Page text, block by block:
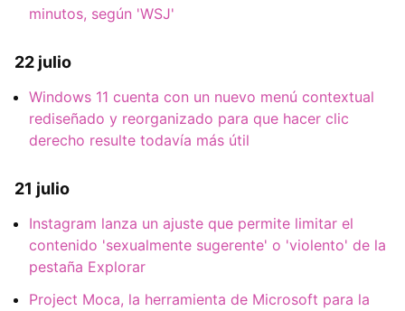
minutos, según 'WSJ'
22 julio
Windows 11 cuenta con un nuevo menú contextual
rediseñado y reorganizado para que hacer clic
derecho resulte todavía más útil
21 julio
Instagram lanza un ajuste que permite limitar el
contenido 'sexualmente sugerente' o 'violento' de la
pestaña Explorar
Project Moca, la herramienta de Microsoft para la